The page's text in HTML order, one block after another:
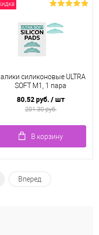
силиконовые ULTRA
SOFT M1, 1 пара
80.52 руб./ шт
201.30 руб.
В корзину
Вперед